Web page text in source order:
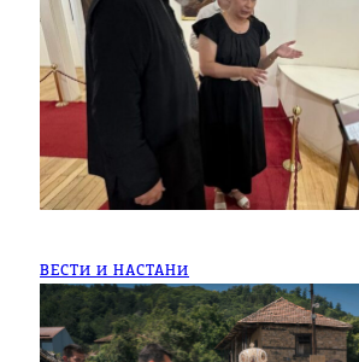
ВЕСТИ И НАСТАНИ